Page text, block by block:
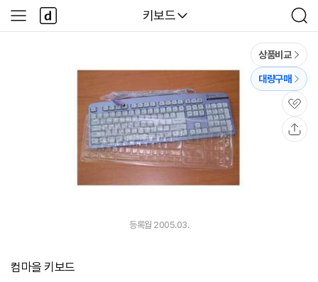
다나와
키보드
검
색
사
이
다
나
와
상품비교
대량구매
관
심
등록월 2005.03.
컴마을 키보드